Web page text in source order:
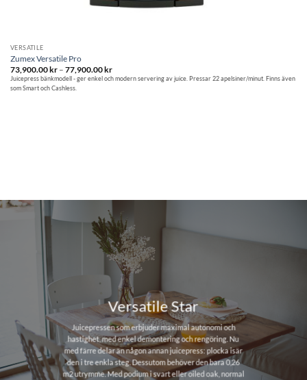
VERSATILE
Zumex Versatile Pro
73,900.00kr – 77,900.00krPrisintervall:
73,900.00 kr
till
Juicepress bänkmodell - ger enkel och modern servering av juice. Pressar 22 apelsiner/minut. Finns även
som Smart och Cashless.
Versatile Star
Juicepressen som erbjuder maximal autonomi och
hastighet, med enkel demontering och rengöring. Nu
med färre delar än någon annan juicepress: plocka isär
den i tre enkla steg. Dessutom behöver den bara 0,26
m2 utrymme. Med podium i svart eller oiled oak, normal